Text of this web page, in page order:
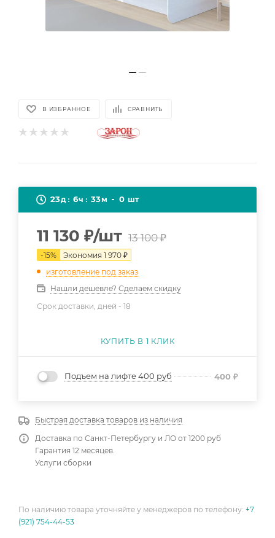
В ИЗБРАННОЕ СРАВНИТЬ
23д 6ч 33м 0 шт
11 130 ₽/шт 13 100₽
-15% Экономия 1 970 ₽
изготовление под заказ
Нашли дешевле? Сделаем скидку
Срок доставки, дней - 18
КУПИТЬ В 1 КЛИК
Подъем на лифте 400 руб 400 ₽
Быстрая доставка товаров из наличия
Доставка по Санкт-Петербургу и ЛО от 1200 руб
Гарантия 12 месяцев.
Услуги сборки
По наличию товара уточняйте у менеджеров по телефону: +7
(921) 754-44-53